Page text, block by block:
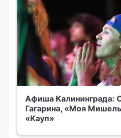
Афиша Калининграда:
Гагарина, «Моя
«Кауп»